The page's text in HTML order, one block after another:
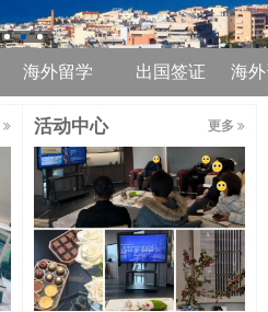
海外留学 出国签证 海
活动中心 更多